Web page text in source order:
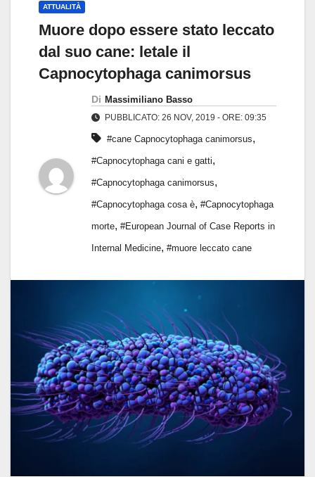
ATTUALITÀ
Muore dopo essere stato leccato
dal suo cane: letale il
Capnocytophaga canimorsus
Di Massimiliano Basso
PUBBLICATO: 26 NOV, 2019 - ORE: 09:35
#cane Capnocytophaga canimorsus,
#Capnocytophaga cani e gatti,
#Capnocytophaga canimorsus,
#Capnocytophaga cosa è, #Capnocytophaga
morte, #European Journal of Case Reports in
Internal Medicine, #muore leccato cane